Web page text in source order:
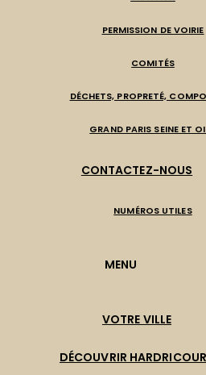
PERMISSION DE VOIRIE
COMITÉS
DÉCHETS, PROPRETÉ,
GRAND PARIS SEINE ET
CONTACTEZ-NOUS
NUMÉROS UTILES
MENU
VOTRE VILLE
DÉCOUVRIR